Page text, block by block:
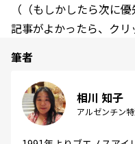
（（もしかしたら次に
記事がよかったら、ク
筆者
相川 知子
アルゼンチン